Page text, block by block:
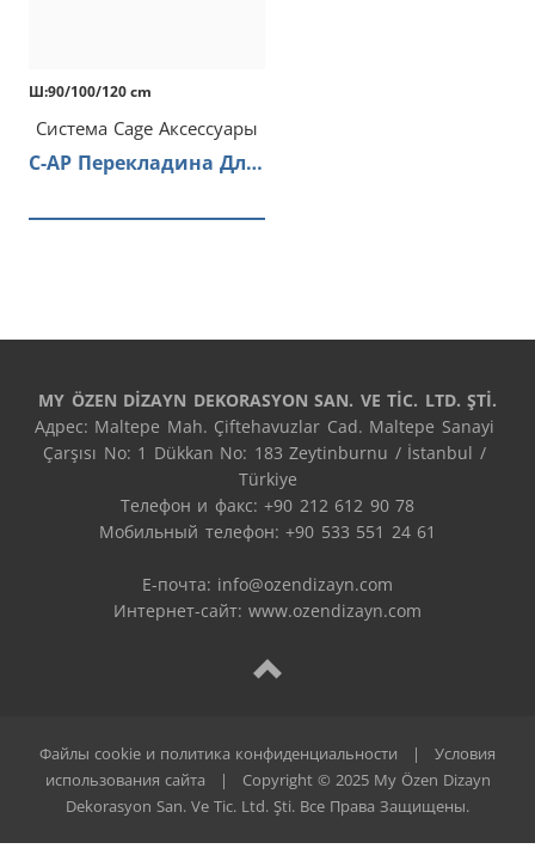
Ш:90/100/120 cm
Система Cage Аксессуары
C-AP Перекладина Для Одежды
MY ÖZEN DİZAYN DEKORASYON SAN. VE TİC. LTD. ŞTİ.
Адрес: Maltepe Mah. Çiftehavuzlar Cad. Maltepe Sanayi
Çarşısı No: 1 Dükkan No: 183 Zeytinburnu / İstanbul /
Türkiye
Телефон и факс: +90 212 612 90 78
Мобильный телефон: +90 533 551 24 61
E-почта: info@ozendizayn.com
Интернет-сайт: www.ozendizayn.com
Файлы cookie и политика конфиденциальности |
Условия
использования сайта
|
Copyright © 2025 My Özen Dizayn
Dekorasyon San. Ve Tic. Ltd. Şti. Все Права Защищены.